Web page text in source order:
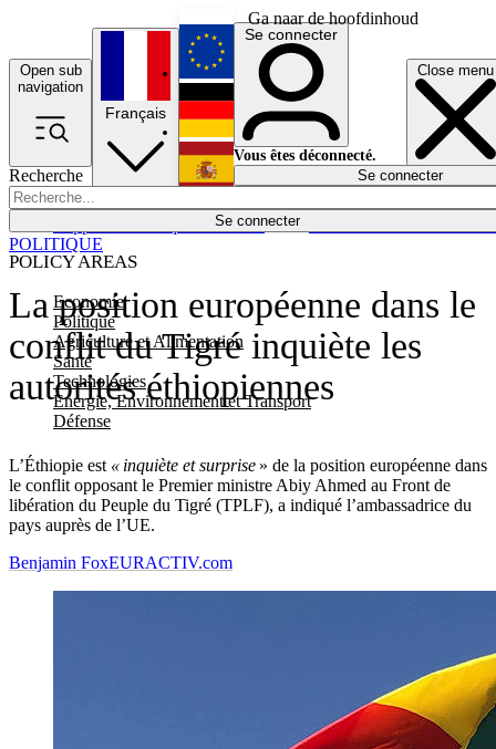
Ga naar de hoofdinhoud
Open sub
navigation
Close menu
Recherche
Se connecter
POLICY AREAS
Economie
Politique
Agriculture et Alimentation
Santé
Technologies
Energie, Environnement et Transport
Défense
Économie
Français
English
Deutsch
Español
Se connecter
Vous êtes déconnecté.
Se connecter
La position européenne dans le
conflit du Tigré inquiète les
autorités éthiopiennes
L’Éthiopie est « inquiète et surprise » de la position européenne dans
le conflit opposant le Premier ministre Abiy Ahmed au Front de
libération du Peuple du Tigré (TPLF), a indiqué l’ambassadrice du
pays auprès de l’UE.
POLITIQUE
Benjamin FoxEURACTIV.com